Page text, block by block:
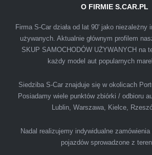
IZA
Polecam firmę s-car ze Świdnika.
podejściem. Szybko, sprawnie, w
atmosferze. Nie wiedziałem, że
samochodu może być załatwiona
warunkach finansowych.
O FIRMIE S.CAR.PL
Firma S-Car działa od lat 90' jako niezależny
używanych. Aktualnie głównym profilem
SKUP SAMOCHODÓW UŻYWANYCH na
każdy model aut popularnych
Siedziba S-Car znajduje się w okolicach
Posiadamy wiele punktów zbiórki / odbioru
Lublin, Warszawa, Kielce,
Nadal realizujemy indywidualne
pojazdów sprowadzone z